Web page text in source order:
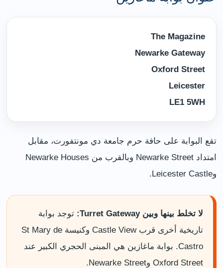
The Magazine
Newarke Gateway
Oxford Street
Leicester
LE1 5WH
تقع البوابة على حافة حرم جامعة دي مونتفورت، مقابل
امتداد Newarke Street وبالقرب من Newarke Houses
وLeicester Castle.
لا تخلط بينها وبين Turret Gateway:
توجد بوابة
تاريخية أخرى قرب Castle View وكنيسة St Mary de
Castro. بوابة ماغازين هي المبنى الحجري الكبير عند
Oxford Street وNewarke Street.